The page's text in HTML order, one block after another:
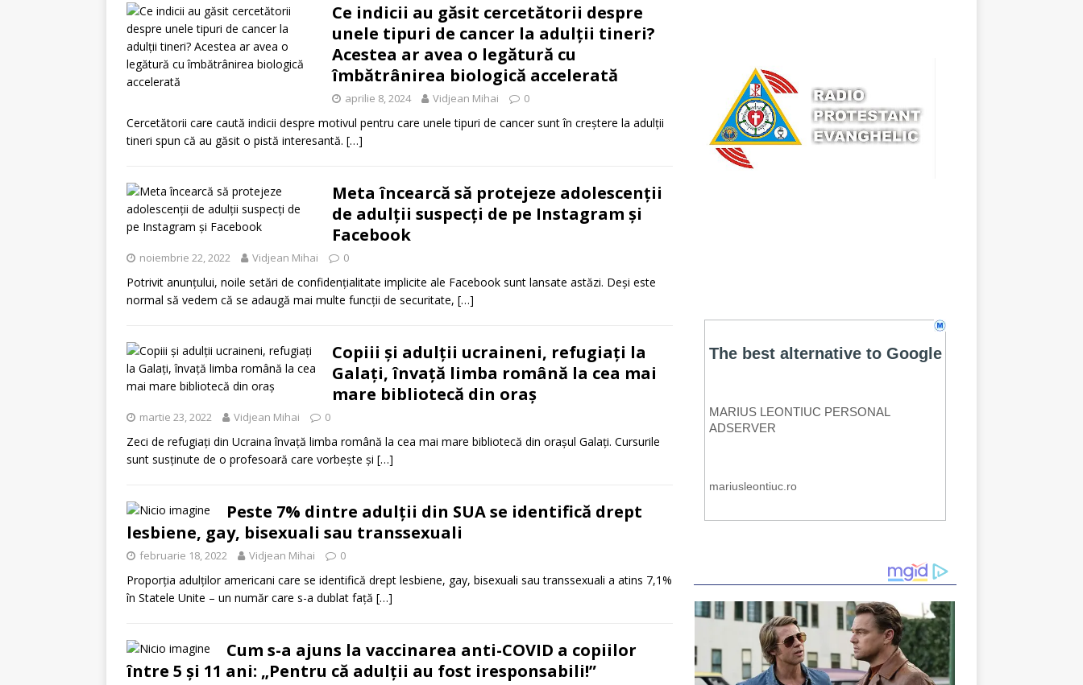
Ce indicii au găsit cercetătorii despre
unele tipuri de cancer la adulții tineri?
Acestea ar avea o legătură cu
îmbătrânirea biologică accelerată
aprilie 8, 2024 Vidjean Mihai 0
Cercetătorii care caută indicii despre motivul pentru care unele tipuri de cancer sunt în creștere la adulții
tineri spun că au găsit o pistă interesantă. […]
Meta încearcă să protejeze adolescenții
de adulții suspecți de pe Instagram și
Facebook
noiembrie 22, 2022 Vidjean Mihai 0
Potrivit anunțului, noile setări de confidențialitate implicite ale Facebook sunt lansate astăzi. Deși este
normal să vedem că se adaugă mai multe funcții de securitate, […]
Copiii și adulții ucraineni, refugiați la
Galați, învață limba română la cea mai
mare bibliotecă din oraș
martie 23, 2022 Vidjean Mihai 0
Zeci de refugiați din Ucraina învață limba română la cea mai mare bibliotecă din orașul Galați. Cursurile
sunt susținute de o profesoară care vorbește și […]
Peste 7% dintre adulţii din SUA se identifică drept
lesbiene, gay, bisexuali sau transsexuali
februarie 18, 2022 Vidjean Mihai 0
Proporţia adulţilor americani care se identifică drept lesbiene, gay, bisexuali sau transsexuali a atins 7,1%
în Statele Unite – un număr care s-a dublat faţă […]
Cum s-a ajuns la vaccinarea anti-COVID a copiilor
între 5 și 11 ani: „Pentru că adulţii au fost iresponsabili!”